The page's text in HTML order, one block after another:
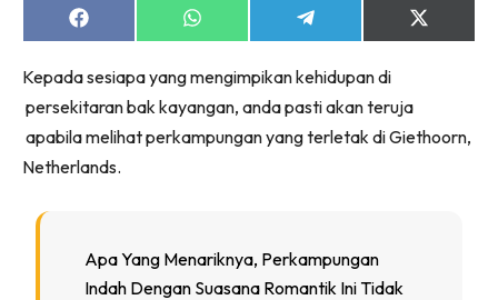
Share
on
Share
on
Share
on
Share
on
Kepada sesiapa yang mengimpikan kehidupan di
persekitaran bak kayangan, anda pasti akan teruja
apabila melihat perkampungan yang terletak di Giethoorn,
Netherlands.
Apa Yang Menariknya, Perkampungan
Indah Dengan Suasana Romantik Ini Tidak